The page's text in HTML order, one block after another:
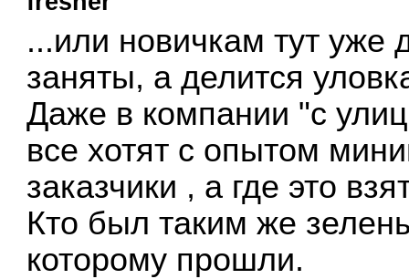
...или новичкам тут уже
заняты, а делится
Даже в компании "с
все хотят с опытом
заказчики , а где это
Кто был таким же
которому прошли.